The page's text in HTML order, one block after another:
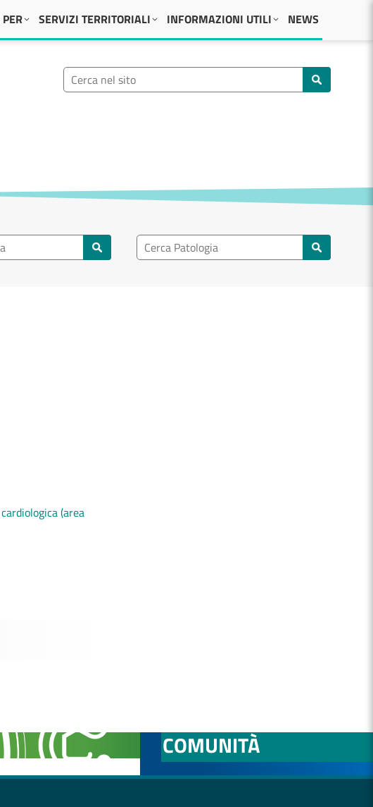
SERVIZI TERRITORIALI INFORMAZIONI UTILI NEWS
Ricerca nel sito
Ricerca nel patologia
(area
COMUNITÀ